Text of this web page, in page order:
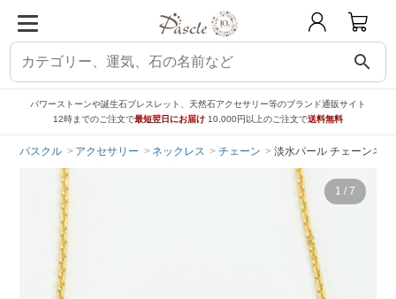
search
パワーストーンや誕生石ブレスレット、天然石アクセサリー等のブランド通販サイト
12時までのご注文で最短翌日にお届け 10,000円以上のご注文で送料無料
パスクル アクセサリー ネックレス チェーン 淡水パール チェーンネ
1 / 7